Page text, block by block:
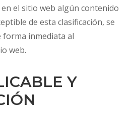
el sitio web algún contenido
de esta clasificación, se
inmediata al
web.
Y